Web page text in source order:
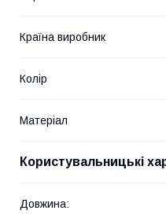
Країна виробник
Колір
Матеріал
Користувальницькі
Довжина: